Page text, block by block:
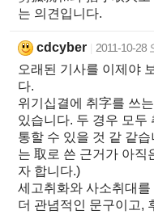
는 의견입니다.
cdcyber 2011-10-28
오래된 기사를 이제야
다.
위기십결에 취字를 쓰
있습니다. 두 경우 모두
통할 수 있을 것 같 같
는 取로 쓴 근거가 아직
자 합니다.)
세고취화와 사소취대
더 관념적인 문구이고,